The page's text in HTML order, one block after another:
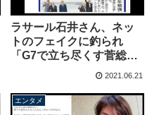
ラサール石井さん、ネッ
トのフェイクに釣られ
「G7で立ち尽くす菅総
理」日刊ゲンダイにコラ
2021.06.21
エンタメ